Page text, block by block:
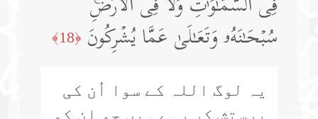
سُبۡحَـٰنَهُۥ وَتَعَـٰلَىٰ عَمَّا یُشۡرِكُونَ ﴿18﴾
یہ لوگ اللہ کے سوا اُن کی
پرستش کر رہے ہیں جو ان کو